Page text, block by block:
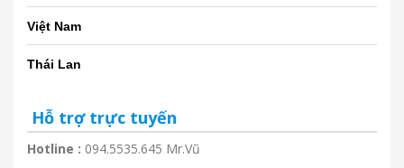
Việt Nam
Thái Lan
Hỗ trợ trực tuyến
Hotline : 094.5535.645 Mr.Vũ